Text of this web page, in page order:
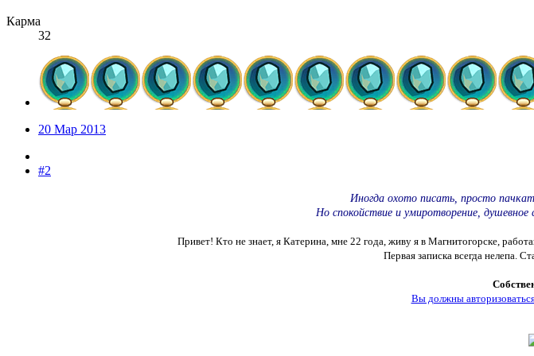
Карма
32
20 Мар 2013
#2
Иногда охото писать, просто
Но спокойствие и умиротворение,
Привет! Кто не знает, я Катерина, мне 22 года, живу я в Магнитогорске,
Первая записка всегда нелепа.
Вы должны